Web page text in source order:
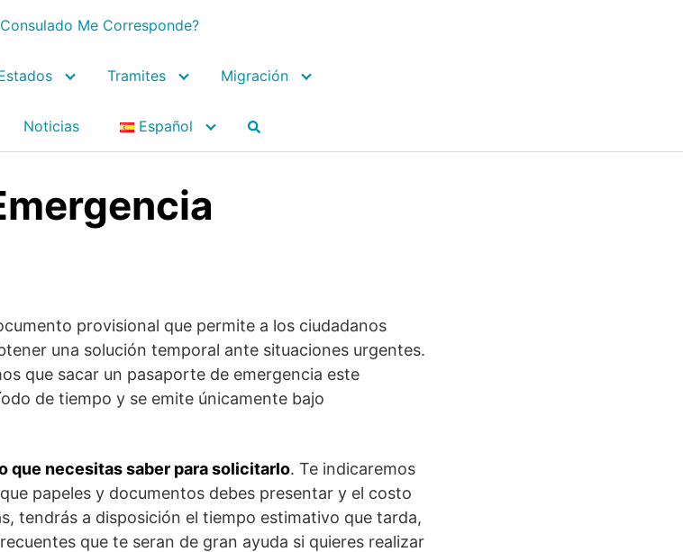
Me Corresponde?
Tramites Migración
Noticias Español
provisional que permite a los ciudadanos
una solución temporal ante situaciones urgentes.
que sacar un pasaporte de emergencia este
de tiempo y se emite únicamente bajo
que necesitas saber para solicitarlo. Te indicaremos
papeles y documentos debes presentar y el costo
tendrás a disposición el tiempo estimativo que tarda,
que te seran de gran ayuda si quieres realizar